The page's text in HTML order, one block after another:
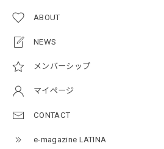
ABOUT
NEWS
メンバーシップ
マイページ
CONTACT
e-magazine LATINA